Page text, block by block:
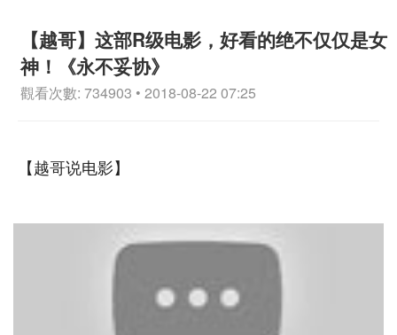
【越哥】这部R级电影，好看的绝不仅仅是女
神！《永不妥协》
觀看次數: 734903 • 2018-08-22 07:25
【越哥说电影】